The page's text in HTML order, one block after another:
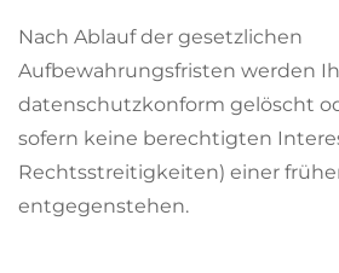
Nach Ablauf der gesetzlichen
Aufbewahrungsfristen werden
datenschutzkonform gelöscht
sofern keine berechtigten
Rechtsstreitigkeiten) einer
entgegenstehen.